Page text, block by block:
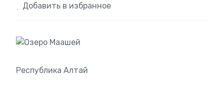
Добавить в избранное
Республика Алтай